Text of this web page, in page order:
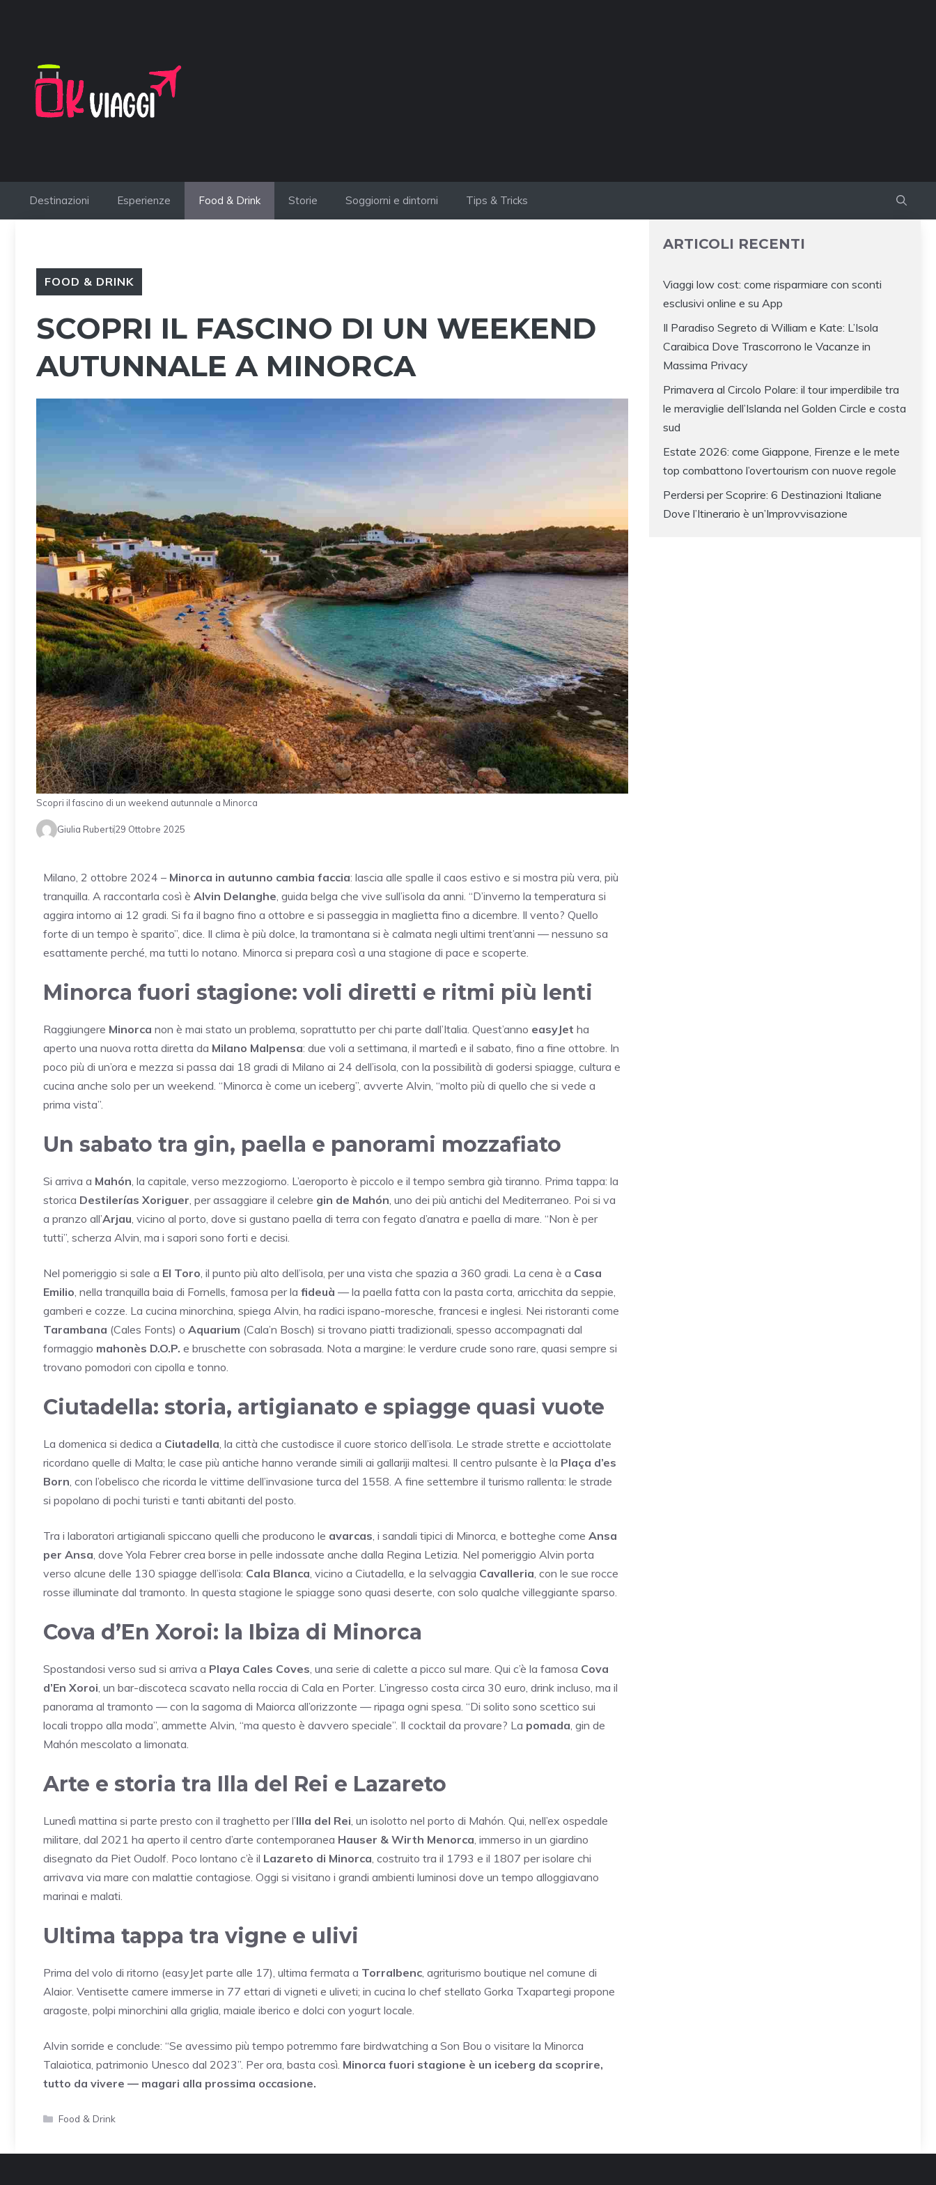
Destinazioni Esperienze Food & Drink Storie Soggiorni e dintorni Tips & Tricks
FOOD & DRINK
SCOPRI IL FASCINO DI UN WEEKEND
AUTUNNALE A MINORCA
Scopri il fascino di un weekend autunnale a Minorca
Giulia Ruberti29 Ottobre 2025
Milano, 2 ottobre 2024 – Minorca in autunno cambia faccia: lascia alle spalle il caos estivo e si mostra più vera, più
tranquilla. A raccontarla così è Alvin Delanghe , guida belga che vive sull’isola da anni. “D’inverno la temperatura si
aggira intorno ai 12 gradi. Si fa il bagno fino a ottobre e si passeggia in maglietta fino a dicembre. Il vento? Quello
forte di un tempo è sparito”, dice. Il clima è più dolce, la tramontana si è calmata negli ultimi trent’anni — nessuno sa
esattamente perché, ma tutti lo notano. Minorca si prepara così a una stagione di pace e scoperte.
Minorca fuori stagione: voli diretti e ritmi più lenti
Raggiungere Minorca non è mai stato un problema, soprattutto per chi parte dall’Italia. Quest’anno easyJet ha
aperto una nuova rotta diretta da Milano Malpensa: due voli a settimana, il martedì e il sabato, fino a fine ottobre. In
poco più di un’ora e mezza si passa dai 18 gradi di Milano ai 24 dell’isola, con la possibilità di godersi spiagge, cultura e
cucina anche solo per un weekend. “Minorca è come un iceberg”, avverte Alvin, “molto più di quello che si vede a
prima vista”.
Un sabato tra gin, paella e panorami mozzafiato
Si arriva a Mahón , la capitale, verso mezzogiorno. L’aeroporto è piccolo e il tempo sembra già tiranno. Prima tappa: la
storica Destilerías Xoriguer , per assaggiare il celebre gin de Mahón , uno dei più antichi del Mediterraneo. Poi si va
a pranzo all’Arjau , vicino al porto, dove si gustano paella di terra con fegato d’anatra e paella di mare. “Non è per
tutti”, scherza Alvin, ma i sapori sono forti e decisi.
Nel pomeriggio si sale a El Toro , il punto più alto dell’isola, per una vista che spazia a 360 gradi. La cena è a Casa
Emilio , nella tranquilla baia di Fornells, famosa per la fideuà — la paella fatta con la pasta corta, arricchita da seppie,
gamberi e cozze. La cucina minorchina, spiega Alvin, ha radici ispano-moresche, francesi e inglesi. Nei ristoranti come
Tarambana (Cales Fonts) o Aquarium (Cala’n Bosch) si trovano piatti tradizionali, spesso accompagnati dal
formaggio mahonès D.O.P. e bruschette con sobrasada. Nota a margine: le verdure crude sono rare, quasi sempre si
trovano pomodori con cipolla e tonno.
Ciutadella: storia, artigianato e spiagge quasi vuote
La domenica si dedica a Ciutadella , la città che custodisce il cuore storico dell’isola. Le strade strette e acciottolate
ricordano quelle di Malta; le case più antiche hanno verande simili ai gallariji maltesi. Il centro pulsante è la Plaça d’es
Born , con l’obelisco che ricorda le vittime dell’invasione turca del 1558. A fine settembre il turismo rallenta: le strade
si popolano di pochi turisti e tanti abitanti del posto.
Tra i laboratori artigianali spiccano quelli che producono le avarcas , i sandali tipici di Minorca, e botteghe come Ansa
per Ansa , dove Yola Febrer crea borse in pelle indossate anche dalla Regina Letizia. Nel pomeriggio Alvin porta
verso alcune delle 130 spiagge dell’isola: Cala Blanca , vicino a Ciutadella, e la selvaggia Cavalleria , con le sue rocce
rosse illuminate dal tramonto. In questa stagione le spiagge sono quasi deserte, con solo qualche villeggiante sparso.
Cova d’En Xoroi: la Ibiza di Minorca
Spostandosi verso sud si arriva a Playa Cales Coves , una serie di calette a picco sul mare. Qui c’è la famosa Cova
d’En Xoroi , un bar-discoteca scavato nella roccia di Cala en Porter. L’ingresso costa circa 30 euro, drink incluso, ma il
panorama al tramonto — con la sagoma di Maiorca all’orizzonte — ripaga ogni spesa. “Di solito sono scettico sui
locali troppo alla moda”, ammette Alvin, “ma questo è davvero speciale”. Il cocktail da provare? La pomada , gin de
Mahón mescolato a limonata.
Arte e storia tra Illa del Rei e Lazareto
Lunedì mattina si parte presto con il traghetto per l’Illa del Rei , un isolotto nel porto di Mahón. Qui, nell’ex ospedale
militare, dal 2021 ha aperto il centro d’arte contemporanea Hauser & Wirth Menorca , immerso in un giardino
disegnato da Piet Oudolf. Poco lontano c’è il Lazareto di Minorca , costruito tra il 1793 e il 1807 per isolare chi
arrivava via mare con malattie contagiose. Oggi si visitano i grandi ambienti luminosi dove un tempo alloggiavano
marinai e malati.
Ultima tappa tra vigne e ulivi
Prima del volo di ritorno (easyJet parte alle 17), ultima fermata a Torralbenc , agriturismo boutique nel comune di
Alaior. Ventisette camere immerse in 77 ettari di vigneti e uliveti; in cucina lo chef stellato Gorka Txapartegi propone
aragoste, polpi minorchini alla griglia, maiale iberico e dolci con yogurt locale.
Alvin sorride e conclude: “Se avessimo più tempo potremmo fare birdwatching a Son Bou o visitare la Minorca
Talaiotica, patrimonio Unesco dal 2023”. Per ora, basta così. Minorca fuori stagione è un iceberg da scoprire,
tutto da vivere — magari alla prossima occasione.
Categorie
Food & Drink
ARTICOLI RECENTI
Viaggi low cost: come risparmiare con sconti
esclusivi online e su App
Il Paradiso Segreto di William e Kate: L’Isola
Caraibica Dove Trascorrono le Vacanze in
Massima Privacy
Primavera al Circolo Polare: il tour imperdibile tra
le meraviglie dell’Islanda nel Golden Circle e costa
sud
Estate 2026: come Giappone, Firenze e le mete
top combattono l’overtourism con nuove regole
Perdersi per Scoprire: 6 Destinazioni Italiane
Dove l’Itinerario è un’Improvvisazione